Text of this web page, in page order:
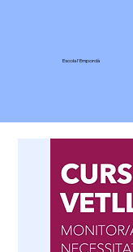
Escola l'Empordà